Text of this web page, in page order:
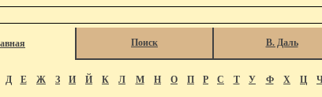
Поиск В. Даль
Д Е Ж З И Й К Л М Н О П Р С Т У Ф Х Ц